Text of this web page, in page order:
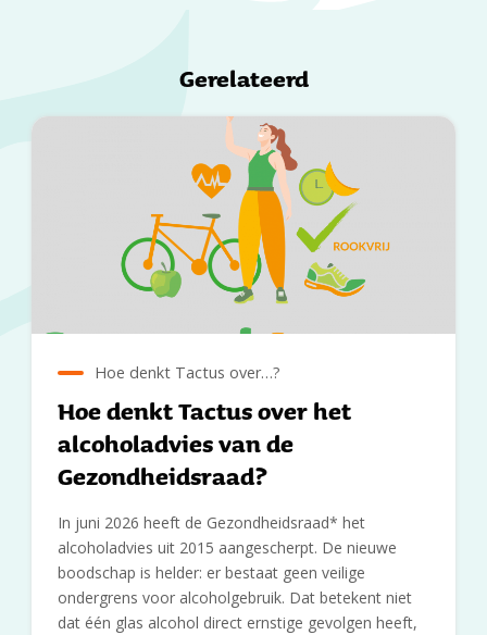
Gerelateerd
Hoe denkt Tactus over…?
Hoe denkt Tactus over het
alcoholadvies van de
Gezondheidsraad?
In juni 2026 heeft de Gezondheidsraad* het
alcoholadvies uit 2015 aangescherpt. De nieuwe
boodschap is helder: er bestaat geen veilige
ondergrens voor alcoholgebruik. Dat betekent niet
dat één glas alcohol direct ernstige gevolgen heeft,